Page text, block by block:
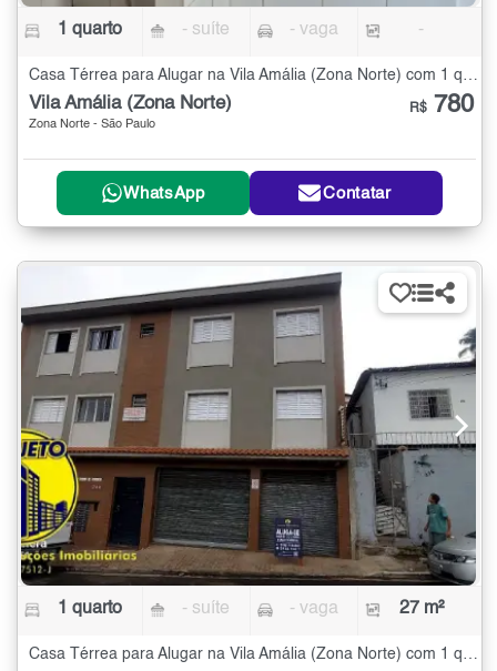
1 quarto - suíte - vaga -
Casa Térrea para Alugar na Vila Amália (Zona Norte) com 1 quarto
Vila Amália (Zona Norte)
Zona Norte - São Paulo
R$ 780
WhatsApp Contatar
1 quarto - suíte - vaga 27 m²
Casa Térrea para Alugar na Vila Amália (Zona Norte) com 1 quarto - 27 m²